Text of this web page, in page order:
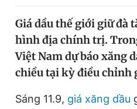
Video
Sản phẩm khác
Tiện ích
Giá dầu thế giới giữ đà
hình địa chính trị.
Việt Nam dự báo xăng
chiều tại kỳ điều chỉnh
Sáng 11.9, giá xăng dầu